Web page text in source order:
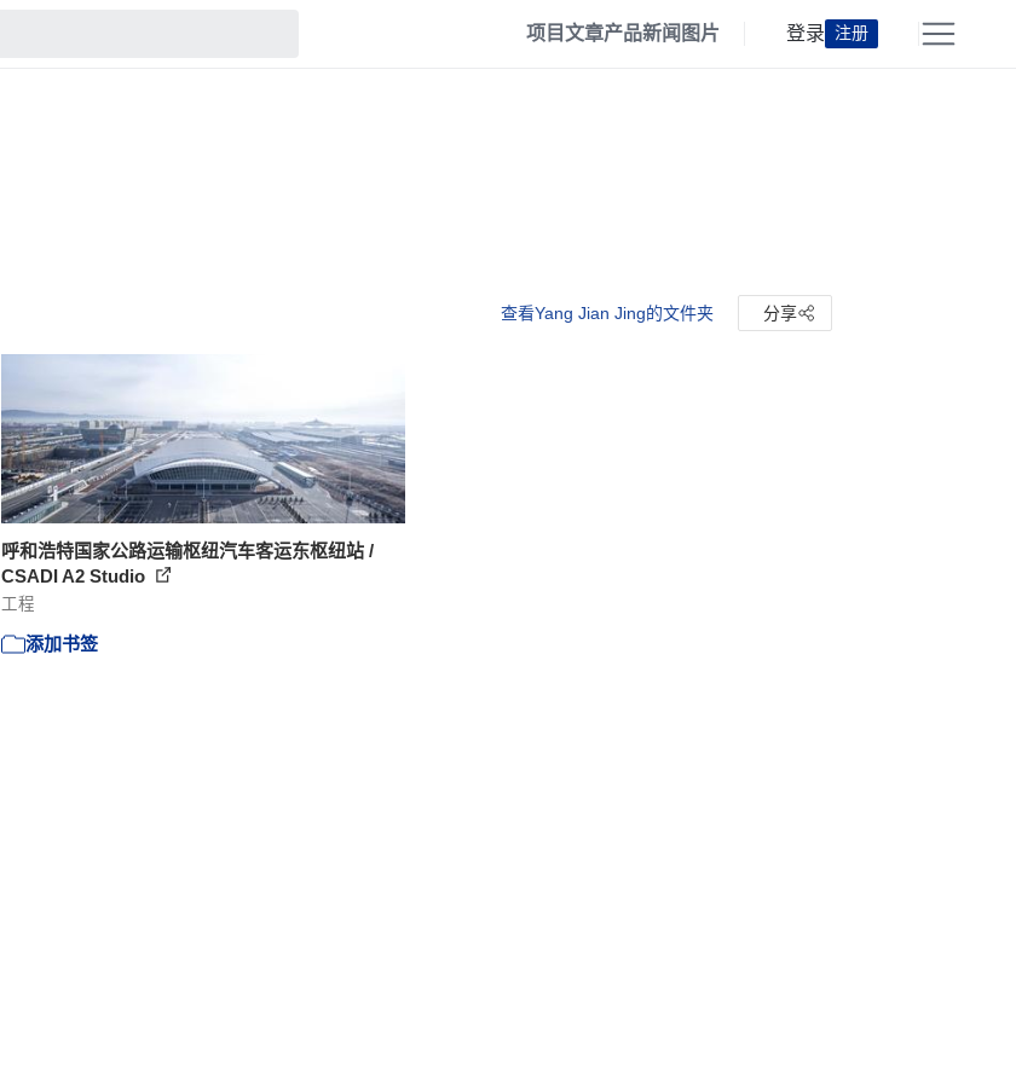
项目文章产品新闻 图片 登录 注册
查看Yang Jian Jing的文件夹 分享
呼和浩特国家公路运输枢纽汽车客运东枢纽站 /
CSADI A2 Studio
工程
添加书签